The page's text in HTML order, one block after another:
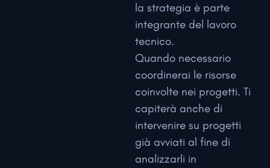
la strategia è parte
integrante del lavoro
tecnico.
Quando necessario
coordinerai le risorse
coinvolte nei progetti. Ti
capiterà anche di
intervenire su progetti
già avviati al fine di
analizzarli in